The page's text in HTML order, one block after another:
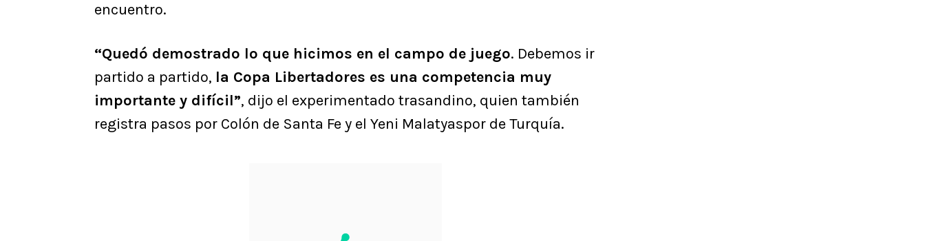
encuentro.
“Quedó demostrado lo que hicimos en el campo de juego. Debemos ir
partido a partido, la Copa Libertadores es una competencia muy
importante y difícil”, dijo el experimentado trasandino, quien también
registra pasos por Colón de Santa Fe y el Yeni Malatyaspor de Turquía.